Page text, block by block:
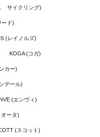
サイクリング)
ード)
(レイノルズ)
KOGA (コガ)
カー)
デール)
(エンヴィ)
オータ)
(スコット)